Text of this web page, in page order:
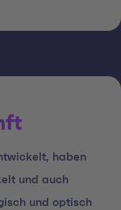
haben
und auch
und optisch